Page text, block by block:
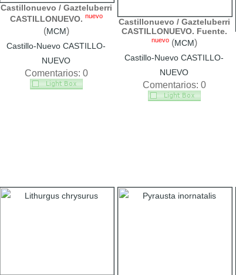
Castillonuevo / Gazteluberri
CASTILLONUEVO. nuevo
(MCM)
Castillo-Nuevo CASTILLO-
NUEVO
Comentarios: 0
Castillonuevo / Gazteluberri
CASTILLONUEVO. Fuente.
nuevo(MCM)
Castillo-Nuevo CASTILLO-
NUEVO
Comentarios: 0